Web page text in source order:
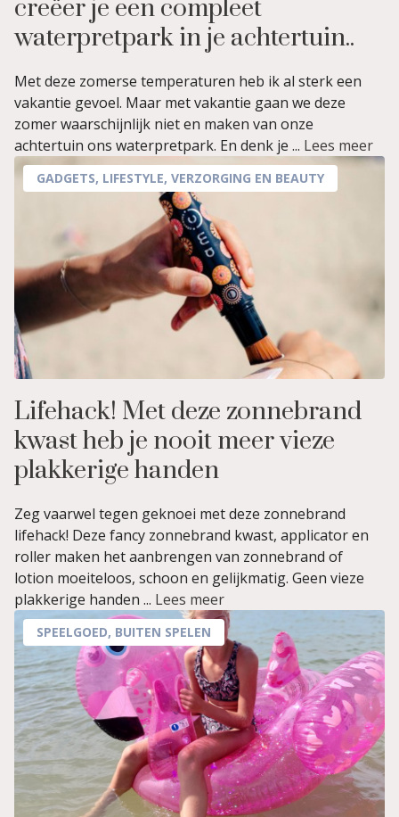
creëer je een compleet
waterpretpark in je achtertuin..
Met deze zomerse temperaturen heb ik al sterk een
vakantie gevoel. Maar met vakantie gaan we deze
zomer waarschijnlijk niet en maken van onze
achtertuin ons waterpretpark. En denk je ... Lees meer
GADGETS, LIFESTYLE, VERZORGING EN BEAUTY
Lifehack! Met deze zonnebrand
kwast heb je nooit meer vieze
plakkerige handen
Zeg vaarwel tegen geknoei met deze zonnebrand
lifehack! Deze fancy zonnebrand kwast, applicator en
roller maken het aanbrengen van zonnebrand of
lotion moeiteloos, schoon en gelijkmatig. Geen vieze
plakkerige handen ... Lees meer
SPEELGOED, BUITEN SPELEN